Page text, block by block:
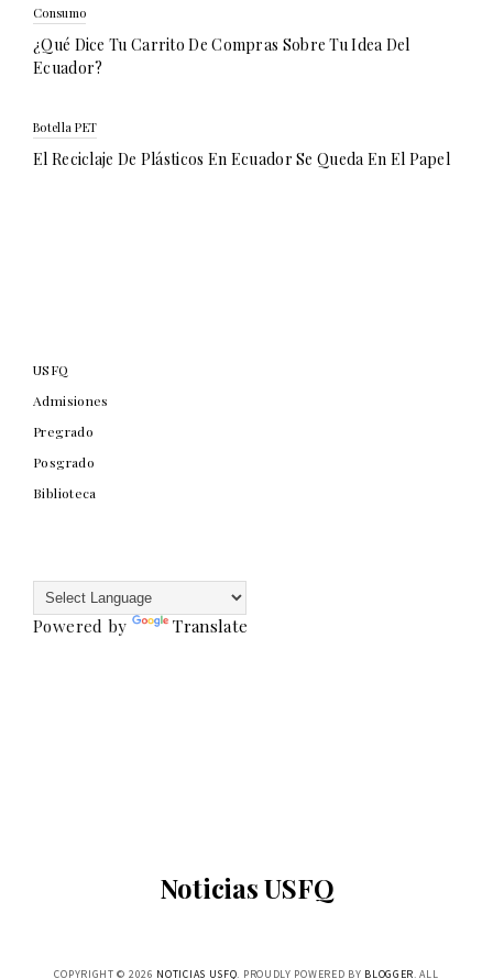
Consumo
¿Qué Dice Tu Carrito De Compras Sobre Tu Idea Del
Ecuador?
Botella PET
El Reciclaje De Plásticos En Ecuador Se Queda En El Papel
USFQ
Admisiones
Pregrado
Posgrado
Biblioteca
Powered by Translate
Noticias USFQ
COPYRIGHT © 2026 NOTICIAS USFQ. PROUDLY POWERED BY BLOGGER. ALL